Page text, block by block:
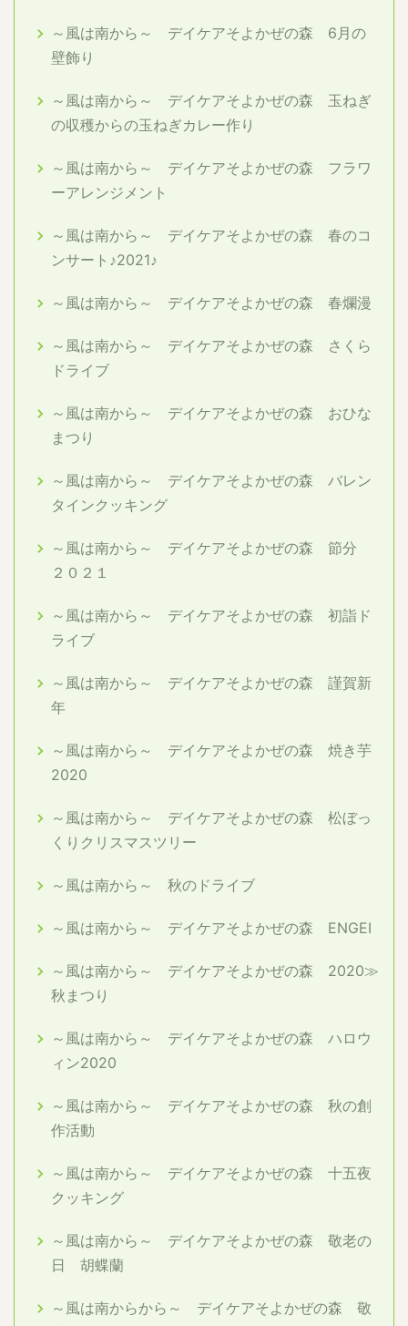
～風は南から～ デイケアそよかぜの森 6月の
壁飾り
～風は南から～ デイケアそよかぜの森 玉ねぎ
の収穫からの玉ねぎカレー作り
～風は南から～ デイケアそよかぜの森 フラワ
ーアレンジメント
～風は南から～ デイケアそよかぜの森 春のコ
ンサート♪2021♪
～風は南から～ デイケアそよかぜの森 春爛漫
～風は南から～ デイケアそよかぜの森 さくら
ドライブ
～風は南から～ デイケアそよかぜの森 おひな
まつり
～風は南から～ デイケアそよかぜの森 バレン
タインクッキング
～風は南から～ デイケアそよかぜの森 節分
２０２１
～風は南から～ デイケアそよかぜの森 初詣ド
ライブ
～風は南から～ デイケアそよかぜの森 謹賀新
年
～風は南から～ デイケアそよかぜの森 焼き芋
2020
～風は南から～ デイケアそよかぜの森 松ぼっ
くりクリスマスツリー
～風は南から～ 秋のドライブ
～風は南から～ デイケアそよかぜの森 ENGEI
～風は南から～ デイケアそよかぜの森 2020≫
秋まつり
～風は南から～ デイケアそよかぜの森 ハロウ
ィン2020
～風は南から～ デイケアそよかぜの森 秋の創
作活動
～風は南から～ デイケアそよかぜの森 十五夜
クッキング
～風は南から～ デイケアそよかぜの森 敬老の
日 胡蝶蘭
～風は南からから～ デイケアそよかぜの森 敬